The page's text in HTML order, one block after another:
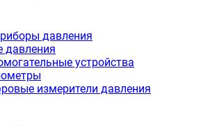
давления
давления
устройства
измерители давления